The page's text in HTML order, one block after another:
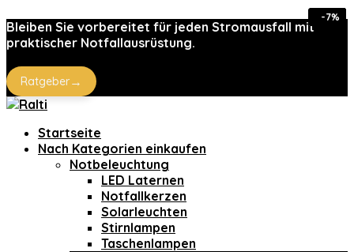
Bleiben Sie vorbereitet für jeden Stromausfall mit
praktischer Notfallausrüstung.
Ratgeber→
Startseite
Nach Kategorien einkaufen
Notbeleuchtung
LED Laternen
Notfallkerzen
Solarleuchten
Stirnlampen
Taschenlampen
-10%
-15%
-15%
-7%
-15%
-30%
-40%
-21%
-7%